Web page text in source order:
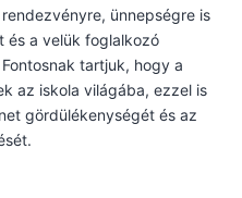
ünnepségre is
és a velük foglalkozó
tartjuk, hogy a
az iskola világába, ezzel is
gördülékenységét és az